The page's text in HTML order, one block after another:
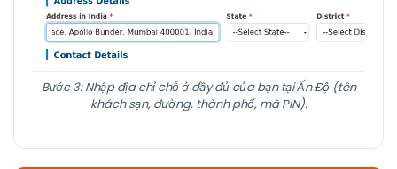
Bước 3: Nhập địa chỉ chỗ ở đầy đủ của bạn tại Ấn Độ (tên
khách sạn, đường, thành phố, mã PIN).